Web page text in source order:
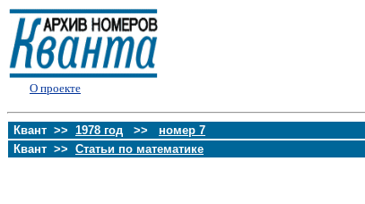
О проекте
Квант >> 1978 год >> номер 7
Квант >> Статьи по математике